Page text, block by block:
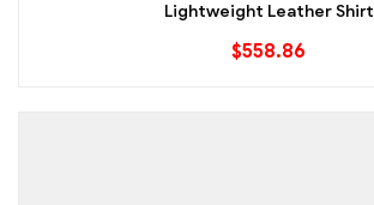
Lightweight Leather Shirt
$558.86